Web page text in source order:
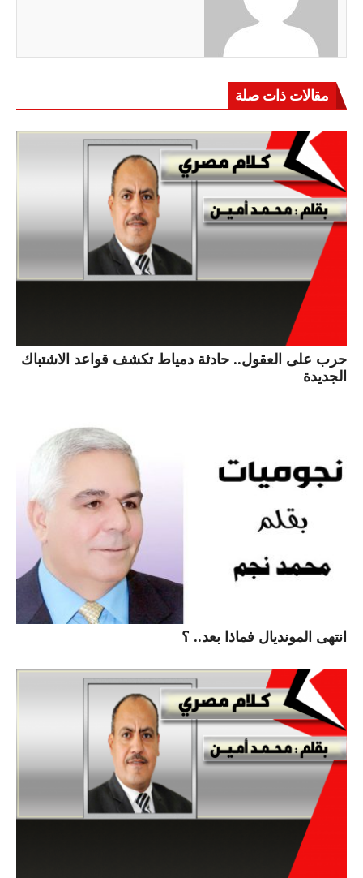
مقالات ذات صلة
حرب على العقول.. حادثة دمياط تكشف قواعد الاشتباك
الجديدة
انتهى المونديال فماذا بعد.. ؟